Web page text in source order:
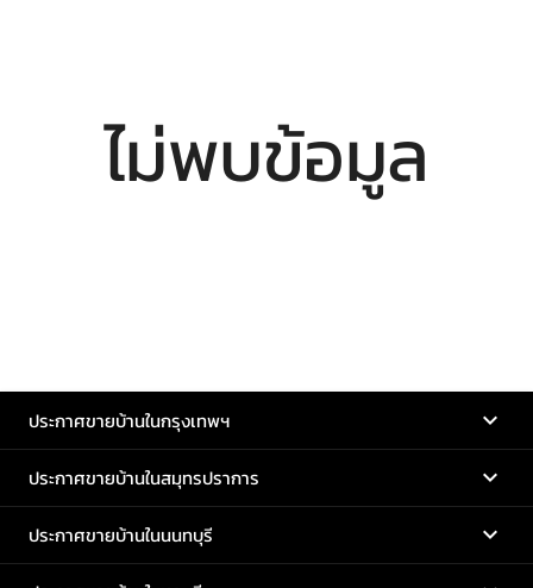
ไม่พบข้อมูล
ประกาศขายบ้านในกรุงเทพฯ
ประกาศขายบ้านในสมุทรปราการ
ประกาศขายบ้านในนนทบุรี